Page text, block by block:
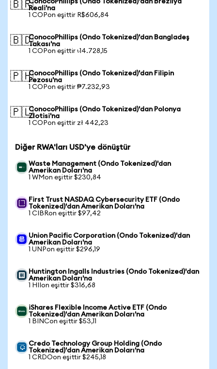
🇧🇷ConocoPhillips (Ondo Tokenized)'dan Brezilya
Reali'na
1 COPon eşittir R$606,84
🇧🇩ConocoPhillips (Ondo Tokenized)'dan Bangladeş
Takası'na
1 COPon eşittir ৳14.728,15
🇵🇭ConocoPhillips (Ondo Tokenized)'dan Filipin
Pezosu'na
1 COPon eşittir ₱7.232,93
🇵🇱ConocoPhillips (Ondo Tokenized)'dan Polonya
Zlotisi'na
1 COPon eşittir zł 442,23
Diğer RWA'ları USD'ye dönüştür
Waste Management (Ondo Tokenized)'dan
Amerikan Doları'na
1 WMon eşittir $230,84
First Trust NASDAQ Cybersecurity ETF (Ondo
Tokenized)'dan Amerikan Doları'na
1 CIBRon eşittir $97,42
Union Pacific Corporation (Ondo Tokenized)'dan
Amerikan Doları'na
1 UNPon eşittir $296,19
Huntington Ingalls Industries (Ondo Tokenized)'dan
Amerikan Doları'na
1 HIIon eşittir $316,68
iShares Flexible Income Active ETF (Ondo
Tokenized)'dan Amerikan Doları'na
1 BINCon eşittir $53,11
Credo Technology Group Holding (Ondo
Tokenized)'dan Amerikan Doları'na
1 CRDOon eşittir $245,18